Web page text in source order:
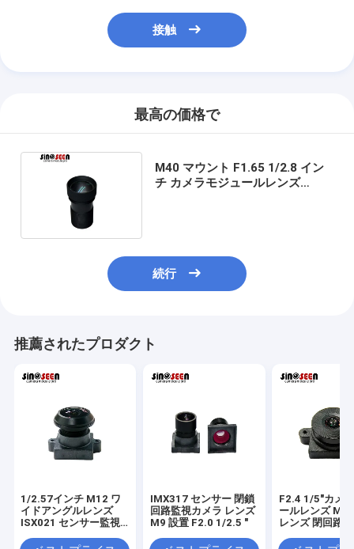
接触
最高の価格で
M40 マウント F1.65 1/2.8 イン
チ カメラモジュールレンズ
続行
推薦されたプロダクト
1/2.57インチ M12 ワ
イドアングルレンズ
ISX021 センサー監視
IMX317 センサー 閉鎖
回路監視カメラ レンズ
M9 設置 F2.0 1/2.5 "
F2.4 1/5"カメ
ールレンズ
レンズ 閉回路